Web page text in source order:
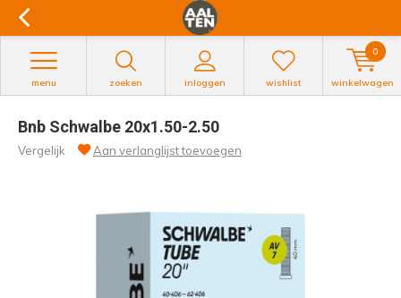
zoeken inloggen
menu wishlist winkelwagen
0
Bnb Schwalbe 20x1.50-2.50
Vergelijk Aan verlanglijst toevoegen